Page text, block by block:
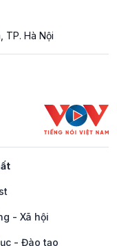
TP. Hà Nội
- Xã hội
- Đào tạo